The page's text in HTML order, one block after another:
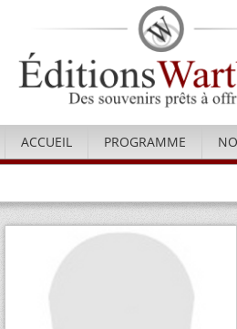
ACCUEIL PROGRAMME